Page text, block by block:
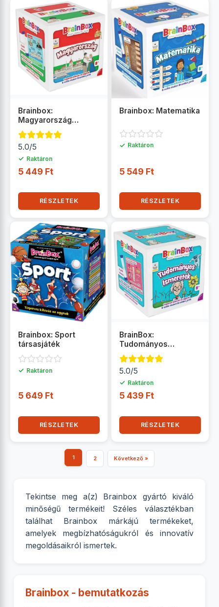
Brainbox:
Magyarország
társasjáték
5.0/5
✓ Raktáron
5 449 Ft
RÉSZLETEK
Brainbox: Matematika
✓ Raktáron
5 549 Ft
RÉSZLETEK
Brainbox: Sport
társasjáték
✓ Raktáron
5 649 Ft
RÉSZLETEK
BrainBox:
Tudományos
ismeretek
társasjáték
5.0/5
✓ Raktáron
5 439 Ft
RÉSZLETEK
1 2 Következő »
Tekintse meg a(z) Brainbox gyártó kiváló
minőségű termékeit! Széles választékban
találhat Brainbox márkájú termékeket,
amelyek megbízhatóságukról és innovatív
megoldásaikról ismertek.
Brainbox - bemutatkozás